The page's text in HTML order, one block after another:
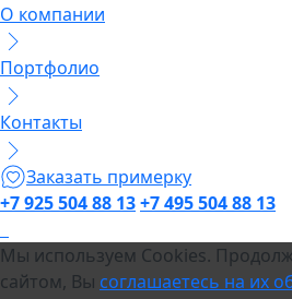
О компании
Портфолио
Контакты
Заказать примерку
+7 925 504 88 13+7 495 504 88 13
Мы используем Cookies.
сайтом, Вы соглашаетесь на их